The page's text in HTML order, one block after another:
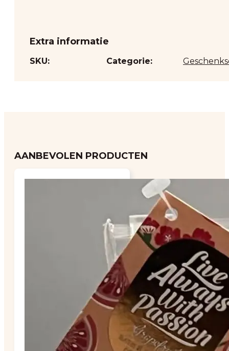
Extra informatie
SKU: Categorie:
AANBEVOLEN PRODUCTEN